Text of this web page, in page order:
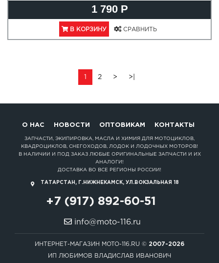
1 790 Р
В КОРЗИНУ СРАВНИТЬ
1 2 > >|
О НАС НОВОСТИ ОПТОВИКАМ КОНТАКТЫ
ЗАПЧАСТИ, ЭКИПИРОВКА, МАСЛА И ХИМИЯ ДЛЯ МОТОЦИКЛОВ,
КВАДРОЦИКЛОВ, СНЕГОХОДОВ, ЛОДОК И ЛОДОЧНЫХ МОТОРОВ!
В НАЛИЧИИ И ПОД ЗАКАЗ ЛЮБЫЕ ОРИГИНАЛЬНЫЕ ЗАПЧАСТИ И ИХ
АНАЛОГИ!
ДОСТАВКА ВО ВСЕ РЕГИОНЫ РОССИИ!
ТАТАРСТАН, Г.НИЖНЕКАМСК, УЛ.ВОКЗАЛЬНАЯ 18
+7 (917) 892-60-51
info@moto-116.ru
ИНТЕРНЕТ-МАГАЗИН MOTO-116.RU © 2007-2026
ИП ЛЮБИМОВ ВЛАДИСЛАВ ИВАНОВИЧ